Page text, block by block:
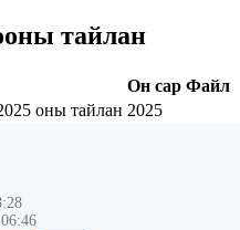
тайлан
Он сар Файл
оны тайлан 2025